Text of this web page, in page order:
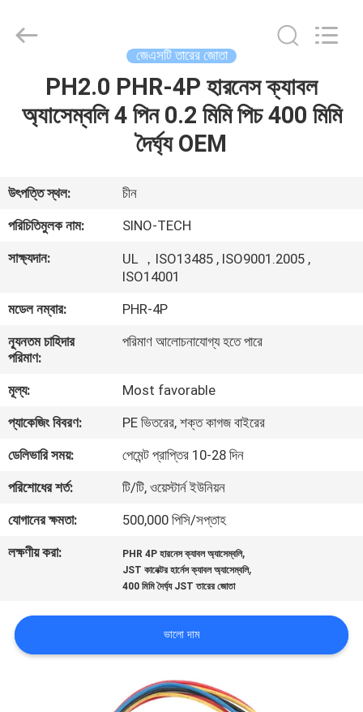
ভিডিও
সম্বন্ধে
কারখানা
পরিদর্শন
গুণমান
নিয়ন্ত্রণ
আমাদের
সাথে
যোগাযোগ
মামলা
Technology
জেএসটি তারের জোতা
PH2.0 PHR-4P হারনেস ক্যাবল
অ্যাসেম্বলি 4 পিন 0.2 মিমি পিচ 400 মিমি
দৈর্ঘ্য OEM
উৎপত্তি স্থল:
চীন
পরিচিতিমুলক নাম:
SINO-TECH
সাক্ষ্যদান:
UL ，ISO13485 , ISO9001.2005 ,
ISO14001
মডেল নম্বার:
PHR-4P
ন্যূনতম চাহিদার
পরিমাণ:
পরিমাণ আলোচনাযোগ্য হতে পারে
মূল্য:
Most favorable
প্যাকেজিং বিবরণ:
PE ভিতরের, শক্ত কাগজ বাইরের
ডেলিভারি সময়:
পেমেন্ট প্রাপ্তির 10-28 দিন
পরিশোধের শর্ত:
টি/টি, ওয়েস্টার্ন ইউনিয়ন
যোগানের ক্ষমতা:
500,000 পিসি/সপ্তাহ
লক্ষণীয় করা:
PHR 4P হারনেস ক্যাবল অ্যাসেম্বলি,
JST কানেক্টর হার্নেস ক্যাবল অ্যাসেম্বলি,
400 মিমি দৈর্ঘ্য JST তারের জোতা
ভালো দাম